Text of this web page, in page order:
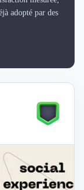
adopté par des